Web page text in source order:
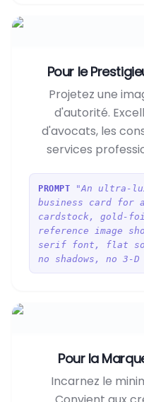
Pour le
Projetez une
d'autorité.
d'avocats, les
services
PROMPT
"An ultra-
business card for
cardstock, gold-
reference image
serif font, flat
no shadows, no 3-
Pour la
Incarnez le